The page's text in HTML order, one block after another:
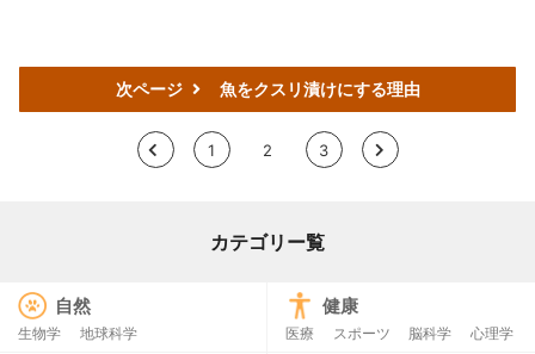
次ページ 魚をクスリ漬けにする理由
< 1 2 3 >
カテゴリー覧
自然
生物学 地球科学
健康
医療 スポーツ 脳科学 心理学